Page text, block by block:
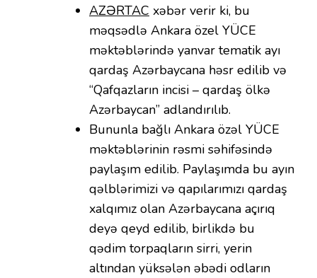
AZƏRTAC xəbər verir ki, bu
məqsədlə Ankara özel YÜCE
məktəblərində yanvar tematik ayı
qardaş Azərbaycana həsr edilib və
“Qafqazların incisi – qardaş ölkə
Azərbaycan” adlandırılıb.
Bununla bağlı Ankara özəl YÜCE
məktəblərinin rəsmi səhifəsində
paylaşım edilib. Paylaşımda bu ayın
qəlblərimizi və qapılarımızı qardaş
xalqımız olan Azərbaycana açırıq
deyə qeyd edilib, birlikdə bu
qədim torpaqların sirri, yerin
altından yüksələn əbədi odların